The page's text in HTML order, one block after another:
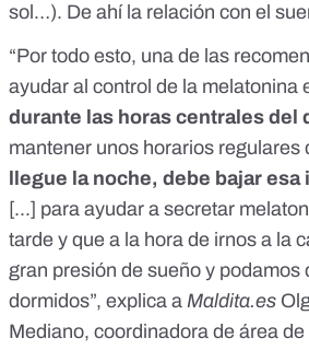
sol…). De ahí la relación con el
“Por todo esto, una de las
ayudar al control de la melatonina
durante las horas centrales del
mantener unos horarios regulares
llegue la noche, debe bajar
[...] para ayudar a secretar
tarde y que a la hora de irnos a la
gran presión de sueño y podamos
dormidos”, explica a Maldita.es
Mediano, coordinadora de área